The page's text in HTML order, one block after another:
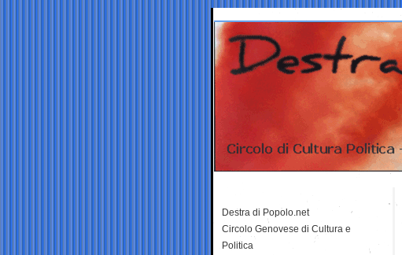
Destra di Popolo.net
Circolo Genovese di Cultura e
Politica